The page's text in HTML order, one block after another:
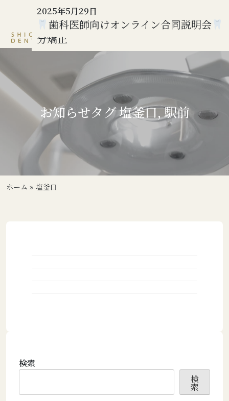
お知らせタグ塩釜口,駅前
ホーム » 塩釜口
2025年8月22日
提携駐車場の変更のお知らせ
2025年8月16日
40代女性の症例紹介：下顎の歯並びを整
分矯正
2025年5月30日
躍心会オープンセミナー2025✍
2025年5月29日
歯科医師向けオンライン合同説明会
検索
検
索